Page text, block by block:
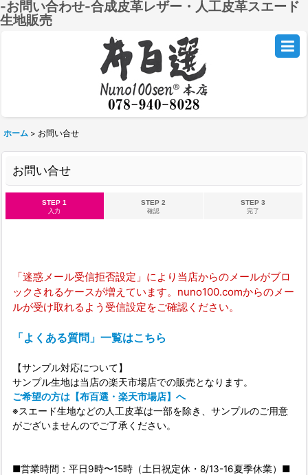
-お問い合わせ-合成皮革レザー・人工皮革スエード
生地販売
ホーム > お問い合せ
お問い合せ
STEP 1
入力
STEP 2
確認
STEP 3
完了
「迷惑メール受信拒否設定」により当店からのメールがブロ
ックされるケースが増えています。nuno100.comからのメー
ルが受け取れるよう受信設定をご確認ください。
「よくある質問」一覧はこちら
【サンプル対応について】
サンプル生地は当店の楽天市場店での販売となります。
ご希望の方は【布百選・楽天市場店】へ
※スエード生地などの人工皮革は一部を除き、サンプルのご用意
がございませんのでご了承ください。
■営業時間：平日9時〜15時（土日祝定休・8/13-16夏季休業）■